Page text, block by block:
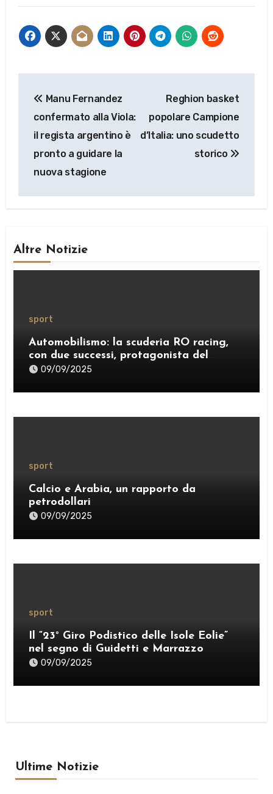
articoli
Manu Fernandez
confermato alla Viola:
il regista argentino è
pronto a guidare la
nuova stagione
Reghion basket
popolare Campione
d’Italia: uno scudetto
storico
Altre Notizie
sport
Automobilismo: la scuderia RO racing,
con due successi, protagonista del
weekend
09/09/2025
sport
Calcio e Arabia, un rapporto da
petrodollari
09/09/2025
sport
Il “23° Giro Podistico delle Isole Eolie”
nel segno di Guidetti e Marrazzo
09/09/2025
Ultime Notizie